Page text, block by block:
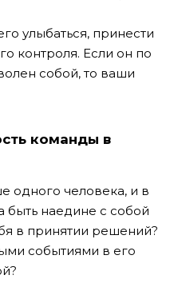
улыбаться, принести
контроля. Если он по
собой, то ваши
команды в
одного человека, и в
быть наедине с собой
в принятии решений?
событиями в его